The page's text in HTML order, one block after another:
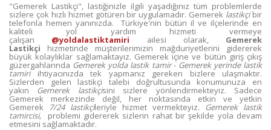
"Gemerek Lastikçi", lastiğinizle ilgili yaşadığınız tüm problemlerde
sizlere çok hızlı hizmet götüren bir uygulamadır. Gemerek lastikçibir
telefonla hemen yanınızda. Türkiye'nin bütün il ve ilçelerinde en
kaliteli yol yardım hizmeti vermeye
çalışan @yoldalastiktamiri ailesi olarak, Gemerek
Lastikçi hizmetinde müşterilerimizin mağduriyetlerini gidererek
büyük kolaylıklar sağlamaktayız. Gemerek içine ve bütün giriş çıkış
güzergahlarında Gemerek yolda lastik tamir- Gemerek yerinde lastik
tamiriihtiyacınızda tek yapmanız gereken bizlere ulaşmaktır.
Sizlerden gelen lastikçi talebi doğrultusunda konumunuza en
yakın Gemerek lastikçisini sizlere yönlendirmekteyiz. Sadece
Gemerek merkezinde değil, her noktasında etkin ve yetkin
Gemerek 7/24 lastikçileriyle hizmet vermekteyiz. Gemerek lastik
tamircisi, problemi gidererek sizlerin rahat bir şekilde yola devam
etmesini sağlamaktadır.